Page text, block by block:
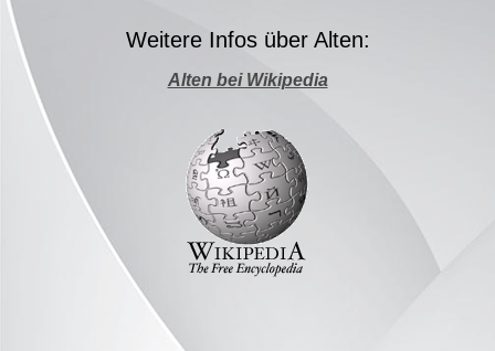
Weitere Infos über Alten:
Alten bei Wikipedia